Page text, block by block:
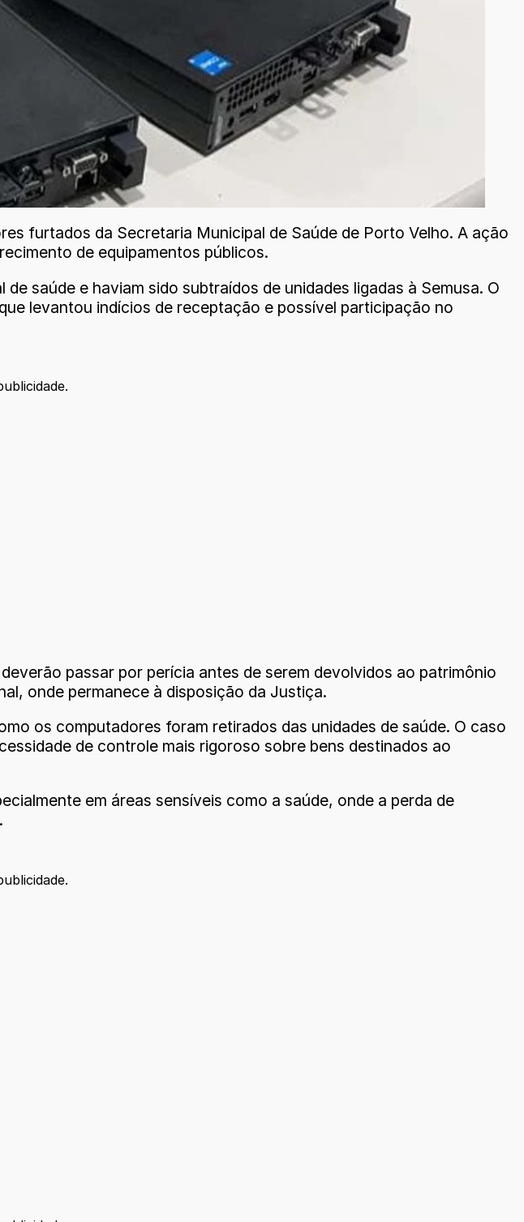
furtados da Secretaria Municipal de Saúde de Porto Velho. A ação
de equipamentos públicos.
saúde e haviam sido subtraídos de unidades ligadas à Semusa. O
levantou indícios de receptação e possível participação no
passar por perícia antes de serem devolvidos ao patrimônio
onde permanece à disposição da Justiça.
os computadores foram retirados das unidades de saúde. O caso
de controle mais rigoroso sobre bens destinados ao
em áreas sensíveis como a saúde, onde a perda de